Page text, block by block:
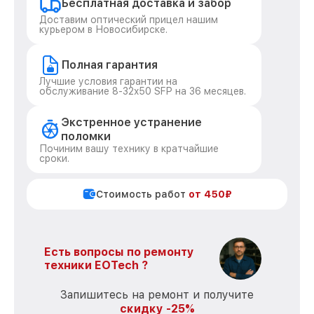
Бесплатная доставка и забор
Доставим оптический прицел нашим
курьером в Новосибирске.
Полная гарантия
Лучшие условия гарантии на
обслуживание 8-32x50 SFP на 36 месяцев.
Экстренное устранение
поломки
Починим вашу технику в кратчайшие
сроки.
Стоимость работ от 450₽
Есть вопросы по ремонту
техники EOTech ?
Запишитесь на ремонт и получите
скидку -25%